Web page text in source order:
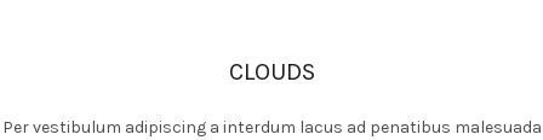
CLOUDS
Per vestibulum adipiscing a interdum lacus ad penatibus malesuada